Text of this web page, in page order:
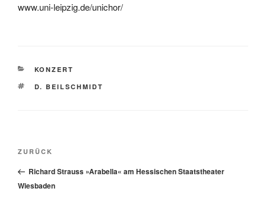
www.uni-leipzig.de/unichor/
KATEGORIEN
KONZERT
SCHLAGWÖRTER
D. BEILSCHMIDT
Beitragsnavigation
Vorheriger
Beitrag
ZURÜCK
Richard Strauss »Arabella« am Hessischen Staatstheater
Wiesbaden